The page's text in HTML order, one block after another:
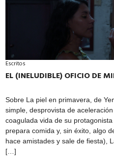
Escritos
EL (INELUDIBLE) OFICIO DE
Sobre La piel en primavera, de
simple, desprovista de
coagulada vida de su
prepara comida y, sin éxito, algo
hace amistades y sale de fiesta),
[…]